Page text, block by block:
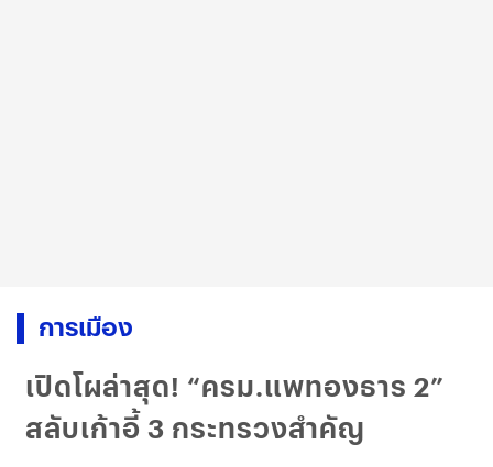
การเมือง
เปิดโผล่าสุด! “ครม.แพทองธาร 2”
สลับเก้าอี้ 3 กระทรวงสำคัญ